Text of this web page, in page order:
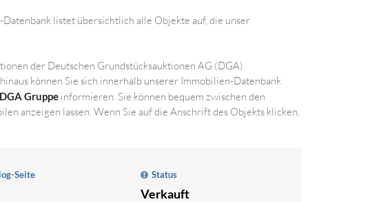
listet übersichtlich alle Objekte auf, die unser
der Deutschen Grundstücksauktionen AG (DGA).
können Sie sich innerhalb unserer Immobilien-Datenbank
Gruppe informieren. Sie können bequem zwischen den
anzeigen lassen. Wenn Sie auf die Anschrift des Objekts klicken,
Seite Status
Verkauft